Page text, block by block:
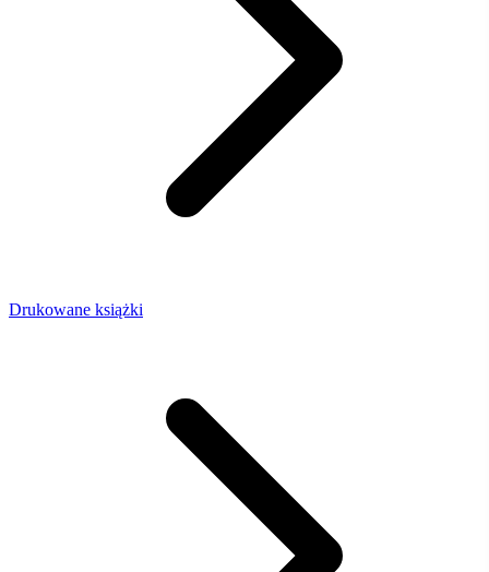
Drukowane książki